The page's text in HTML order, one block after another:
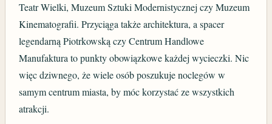
Teatr Wielki, Muzeum Sztuki Modernistycznej czy Muzeum
Kinematografii. Przyciąga także architektura, a spacer
legendarną Piotrkowską czy Centrum Handlowe
Manufaktura to punkty obowiązkowe każdej wycieczki. Nic
więc dziwnego, że wiele osób poszukuje noclegów w
samym centrum miasta, by móc korzystać ze wszystkich
atrakcji.